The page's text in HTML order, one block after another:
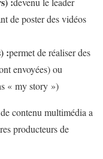
de poster des vidéos
:permet de réaliser des
envoyées) ou
« my story »)
contenu multimédia a
producteurs de